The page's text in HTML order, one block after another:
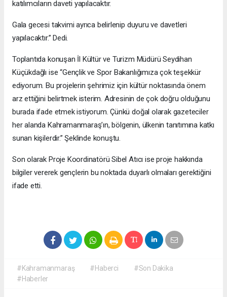
katılımcıların daveti yapılacaktır.
Gala gecesi takvimi ayrıca belirlenip duyuru ve davetleri
yapılacaktır.” Dedi.
Toplantıda konuşan İl Kültür ve Turizm Müdürü Seydihan
Küçükdağlı ise “Gençlik ve Spor Bakanlığımıza çok teşekkür
ediyorum. Bu projelerin şehrimiz için kültür noktasında önem
arz ettiğini belirtmek isterim. Adresinin de çok doğru olduğunu
burada ifade etmek istiyorum. Çünkü doğal olarak gazeteciler
her alanda Kahramanmaraş’ın, bölgenin, ülkenin tanıtımına katkı
sunan kişilerdir.” Şeklinde konuştu.
Son olarak Proje Koordinatörü Sibel Atıcı ise proje hakkında
bilgiler vererek gençlerin bu noktada duyarlı olmaları gerektiğini
ifade etti.
#Kahramanmaraş #Haberci
#Son Dakika
#Haberler